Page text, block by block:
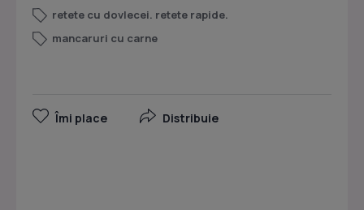
retete cu dovlecei. retete rapide.
mancaruri cu carne
Îmi place Distribuie